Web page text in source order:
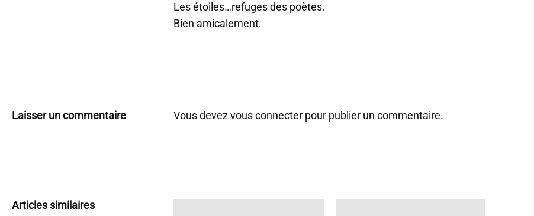
Les étoiles…refuges des poètes.
Bien amicalement.
Laisser un commentaire Vous devezvous connecter pour publier un commentaire.
Articles similaires